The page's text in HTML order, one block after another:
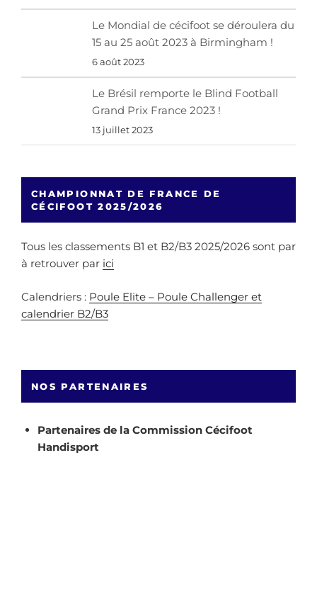
Le Mondial de cécifoot se déroulera du
15 au 25 août 2023 à Birmingham !
6 août 2023
Le Brésil remporte le Blind Football
Grand Prix France 2023 !
13 juillet 2023
CHAMPIONNAT DE FRANCE DE
CÉCIFOOT 2025/2026
Tous les classements B1 et B2/B3 2025/2026 sont par
à retrouver par ici
Calendriers : Poule Elite – Poule Challenger et
calendrier B2/B3
NOS PARTENAIRES
Partenaires de la Commission Cécifoot
Handisport